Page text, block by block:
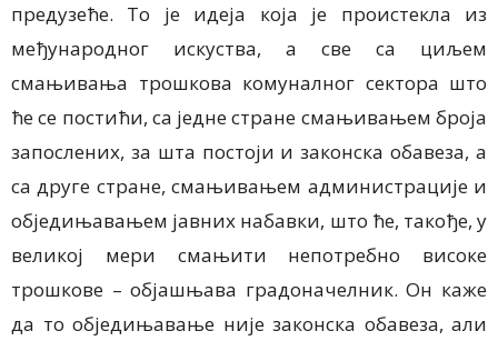
предузеће. То је идеја која је проистекла из
међународног искуства, а све са циљем
смањивања трошкова комуналног сектора што
ће се постићи, са једне стране смањивањем броја
запослених, за шта постоји и законска обавеза, а
са друге стране, смањивањем администрације и
обједињавањем јавних набавки, што ће, такође, у
великој мери смањити непотребно високе
трошкове – објашњава градоначелник. Он каже
да то обједињавање није законска обавеза, али